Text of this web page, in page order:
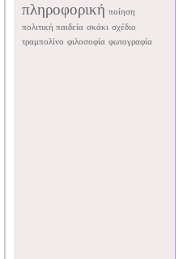
πληροφορική ποίηση
πολιτική παιδεία σκάκι σχέδιο
τραμπολίνο φιλοσοφία φωτογραφία